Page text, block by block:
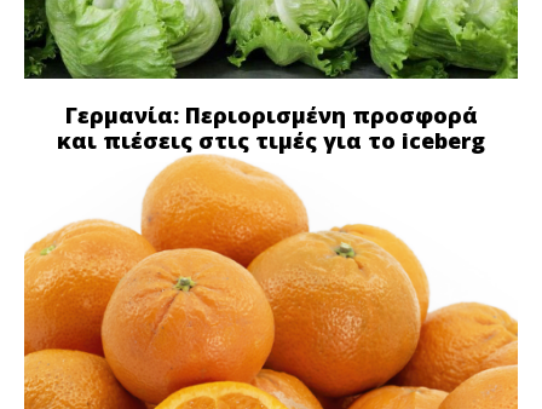
Γερμανία: Περιορισμένη προσφορά
και πιέσεις στις τιμές για το iceberg